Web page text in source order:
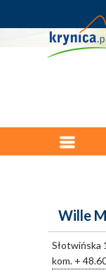
Wille
Słotwińska
kom. +